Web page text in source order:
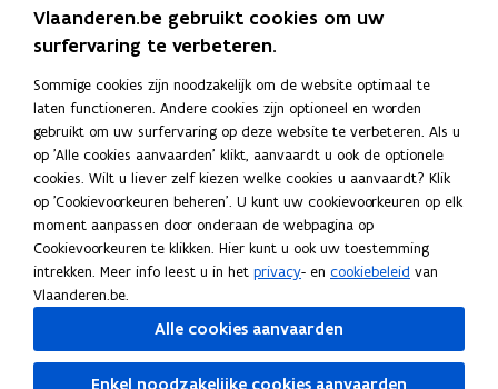
het stembureau zal op de aanstiplijst wel aanduiden dat je
gestemd hebt.
Je kan geenvolmachtuitoefenen als je enkel een digitale
uitnodigingsbrief op het scherm van een smartphone toont.
Regelgeving
L
o
k
a
a
l
n
o
p
e
n
t
i
n
Lokaal en Provinciaal Kiesdecreet (art. 52 - 53)
L
o
k
a
a
l
n
M
i
n
i
t
o
p
e
n
i
Ministerieel besluit tot vaststelling van de
modellen van de uitnodigingsbrieven voor de
lokale en provinciale verkiezingen van 13
oktober 2024
M
i
n
i
tDeel deze pagina
Vlaanderen.be gebruikt cookies om uw
surfervaring te verbeteren.
Sommige cookies zijn noodzakelijk om de website optimaal te
laten functioneren. Andere cookies zijn optioneel en worden
gebruikt om uw surfervaring op deze website te verbeteren. Als u
op 'Alle cookies aanvaarden' klikt, aanvaardt u ook de optionele
cookies. Wilt u liever zelf kiezen welke cookies u aanvaardt? Klik
op 'Cookievoorkeuren beheren'. U kunt uw cookievoorkeuren op elk
moment aanpassen door onderaan de webpagina op
Cookievoorkeuren te klikken. Hier kunt u ook uw toestemming
intrekken. Meer info leest u in het privacy- en cookiebeleid van
Vlaanderen.be.
Alle cookies aanvaarden
Enkel noodzakelijke cookies aanvaarden